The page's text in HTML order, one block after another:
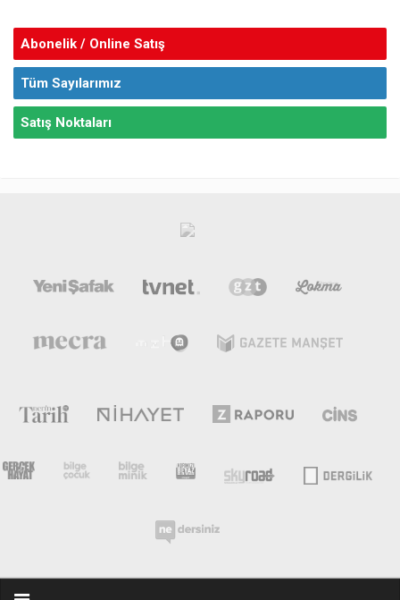
Abonelik / Online Satış
Tüm Sayılarımız
Satış Noktaları